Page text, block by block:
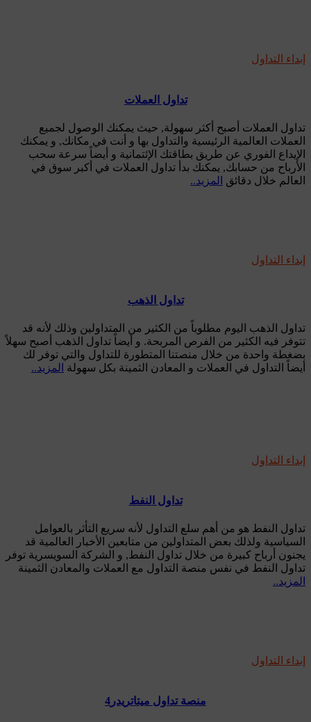
إبداء التداول
تداول العملات
تداول العملات أصبح أكثر سهولة, حيث يمكنك الوصول لجميع
العملات العالمية الرئيسية والتداول بها و أنت في مكانك, و يمكنك
الإيداع الفوري عن طريق بطاقتك الإئتمانية و أيضاً سرعة سحب
الأرباح من حسابك, يمكنك بدأ تداول العملات في أكبر سوق في
العالم خلال دقائق
المزيد..
إبداء التداول
تداول الذهب
تداول الذهب اليوم مطلوباً من الكثير من المتداولين وذلك لأنه قد
تتوفر فيه الكثير من الفرص المربحة. و أيضاً تداول الذهب أصبح سهلاً
بضغطة واحدة من خلال منصتنا المتطورة للتداول والتي توفر لك
أيضاً التداول في العملات و المعادن الثمينة بكل سهولة
المزيد..
إبداء التداول
تداول النفط
تداول النفط هو من أهم سلع التداول لأنه سريع التأثر بالعوامل
السياسية ولذلك بعض المتداولين من متابعين الأخبار العالمية قد
يجنون أرباح كبيرة من خلال تداول النفط, و الشركة السويسرية توفر
تداول النفط في نفس منصة التداول مع العملات والمعادن الثمينة
المزيد..
إبداء التداول
منصة تداول ميتاتريدر4